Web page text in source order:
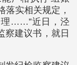
落实相关规定，
理……”近日，泾
察建议书，就日